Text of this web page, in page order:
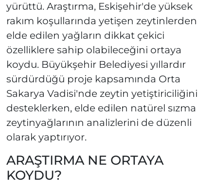
yürüttü. Araştırma, Eskişehir'de yüksek
rakım koşullarında yetişen zeytinlerden
elde edilen yağların dikkat çekici
özelliklere sahip olabileceğini ortaya
koydu. Büyükşehir Belediyesi yıllardır
sürdürdüğü proje kapsamında Orta
Sakarya Vadisi'nde zeytin yetiştiriciliğini
desteklerken, elde edilen natürel sızma
zeytinyağlarının analizlerini de düzenli
olarak yaptırıyor.
ARAŞTIRMA NE ORTAYA
KOYDU?